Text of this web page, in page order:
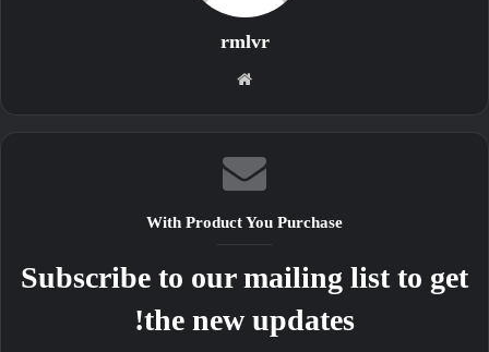
rmlvr
With Product You Purchase
Subscribe to our mailing list to get
the new updates!